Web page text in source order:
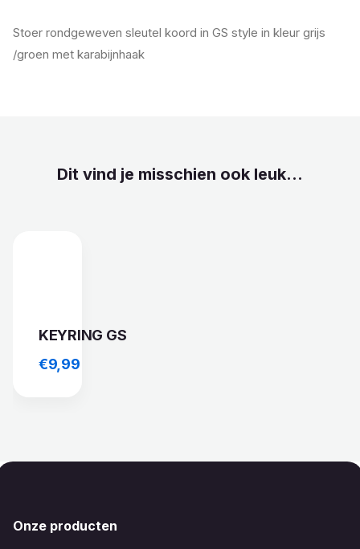
Stoer rondgeweven sleutel koord in GS style in kleur grijs
/groen met karabijnhaak
Dit vind je misschien ook leuk...
KEYRING GS
€9,99
Onze producten